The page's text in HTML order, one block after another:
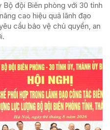
đội Biên phòng với 30 tỉnh
cao hiệu quả lãnh đạo
cầu bảo vệ chủ quyền, an